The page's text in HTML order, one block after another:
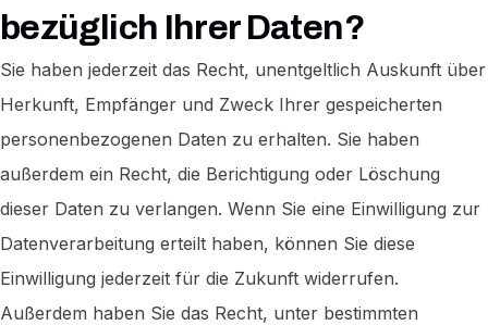
bezüglich Ihrer Daten?
Sie haben jederzeit das Recht, unentgeltlich Auskunft über
Herkunft, Empfänger und Zweck Ihrer gespeicherten
personenbezogenen Daten zu erhalten. Sie haben
außerdem ein Recht, die Berichtigung oder Löschung
dieser Daten zu verlangen. Wenn Sie eine Einwilligung zur
Datenverarbeitung erteilt haben, können Sie diese
Einwilligung jederzeit für die Zukunft widerrufen.
Außerdem haben Sie das Recht, unter bestimmten